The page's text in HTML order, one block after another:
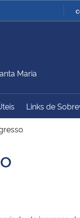
Ministério da Defesa
Ministério do
Maria
Links de